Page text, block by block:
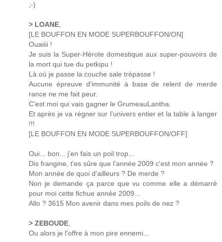
;-)
> LOANE
[LE BOUFFON EN MODE SUPERBOUFFON/ON]
Ouaiiii !
Je suis la Super-Hérote domestique aux super-pouvoirs de
la mort qui tue du petkipu !
Là où je passe la couche sale trépasse !
Aucune épreuve d'immunité à base de relent de merde
rance ne me fait peur.
C'est moi qui vais gagner le GrumeauLantha.
Et après je va régner sur l'univers entier et la table à langer
!!!
[LE BOUFFON EN MODE SUPERBOUFFON/OFF]
Oui... bon... j'en fais un poil trop...
Dis frangine, t'es sûre que l'année 2009 c'est mon année ?
Mon année de quoi d'ailleurs ? De merde ?
Non je demande ça parce que vu comme elle a démarré
pour moi cette fichue année 2009...
Allo ? 3615 Mon avenir dans mes poils de nez ?
> ZEBOUDE
Ou alors je l'offre à mon pire ennemi...